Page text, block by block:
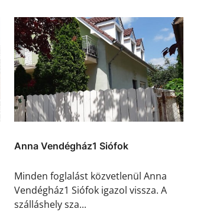
Anna Vendégház1 Siófok
Minden foglalást közvetlenül Anna
Vendégház1 Siófok igazol vissza. A
szálláshely sza...